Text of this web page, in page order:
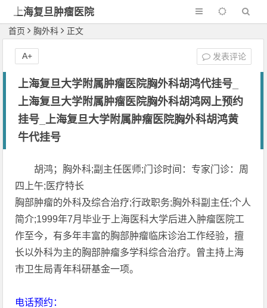
上海复旦肿瘤医院
首页 胸外科 正文
上海复旦大学附属肿瘤医院胸外科胡鸿代挂号_
上海复旦大学附属肿瘤医院胸外科胡鸿网上预约
挂号_上海复旦大学附属肿瘤医院胸外科胡鸿黄
牛代挂号
胡鸿；胸外科;副主任医师;门诊时间：专家门诊：周
四上午;医疗特长
胸部肿瘤的外科及综合治疗;行政职务;胸外科副主任;个人
简介;1999年7月毕业于上海医科大学后进入肿瘤医院工
作至今，有多年丰富的胸部肿瘤临床诊治工作经验，擅
长以外科为主的胸部肿瘤多学科综合治疗。曾主持上海
市卫生局青年科研基金一项。
电话预约：
发表评论
A+